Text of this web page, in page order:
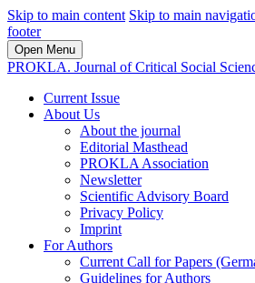
Skip to main content Skip to main
footer
Open Menu
PROKLA. Journal of Critical Social
Current Issue
About Us
About the journal
Editorial Masthead
PROKLA Association
Newsletter
Scientific Advisory Board
Privacy Policy
Imprint
For Authors
Current Call for Papers
Guidelines for Authors